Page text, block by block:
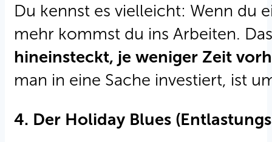
Du kennst es vielleicht: Wenn du
mehr kommst du ins Arbeiten.
hineinsteckt, je weniger Zeit
man in eine Sache investiert, ist
4. Der Holiday Blues